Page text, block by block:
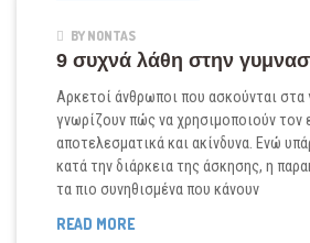
BY NONTAS
9 συχνά λάθη στην
Αρκετοί άνθρωποι που ασκούνται στα
γνωρίζουν πώς να χρησιμοποιούν τον
αποτελεσματικά και ακίνδυνα. Ενώ
κατά την διάρκεια της άσκησης, η
τα πιο συνηθισμένα που κάνουν
READ MORE9